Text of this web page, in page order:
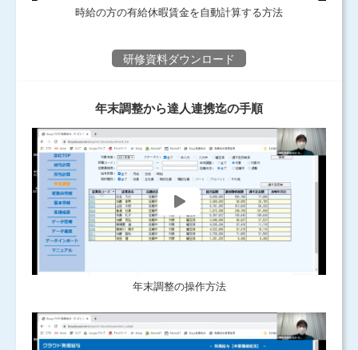
時給の方の有給休暇賃金を自動計算する方法
研修資料ダウンロード
年末調整から達人連携迄の手順
年末調整の操作方法